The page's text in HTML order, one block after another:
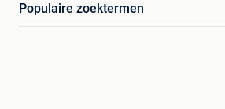
Populaire zoektermen